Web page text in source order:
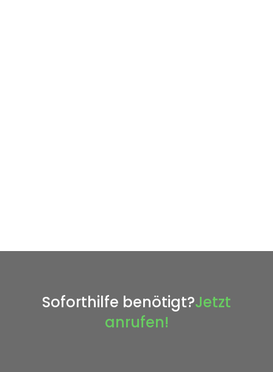
Soforthilfe benötigt?Jetzt
anrufen!